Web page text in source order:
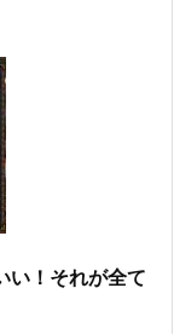
い！それが全て